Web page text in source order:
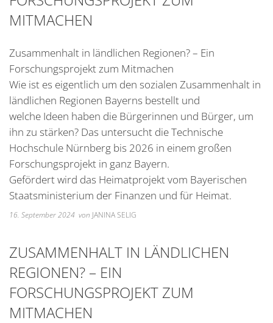
Bekanntmachungen
Errichtung von
Managementplan Natura
Bekanntmachung der
Bekanntmachung zum
Kommunalwahl 2026
Kommunale Wärmeplanung
Wein, Bier und Edelbrände
MITMACHEN
Zusammenhalt in ländlichen Regionen? – Ein
Forschungsprojekt zum Mitmachen
Wie ist es eigentlich um den sozialen Zusammenhalt in
ländlichen Regionen Bayerns bestellt und
welche Ideen haben die Bürgerinnen und Bürger, um
ihn zu stärken? Das untersucht die Technische
Hochschule Nürnberg bis 2026 in einem großen
Forschungsprojekt in ganz Bayern.
Gefördert wird das Heimatprojekt vom Bayerischen
Staatsministerium der Finanzen und für Heimat.
16. September 2024 von JANINA SELIG
ZUSAMMENHALT IN LÄNDLICHEN
REGIONEN? – EIN
FORSCHUNGSPROJEKT ZUM
MITMACHEN